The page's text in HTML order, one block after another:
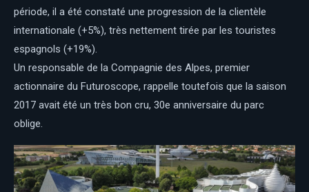
période, il a été constaté une progression de la clientèle
internationale (+5%), très nettement tirée par les touristes
espagnols (+19%).
Un responsable de la Compagnie des Alpes, premier
actionnaire du Futuroscope, rappelle toutefois que la saison
2017 avait été un très bon cru, 30e anniversaire du parc
oblige.